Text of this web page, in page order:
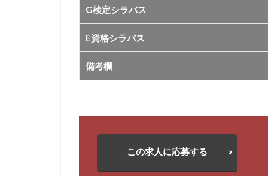
G検定シラバス
E資格シラバス
備考欄
この求人に応募する